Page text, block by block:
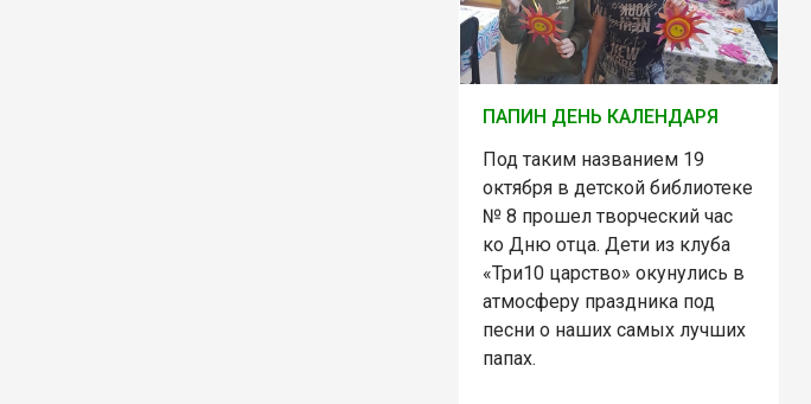
ПАПИН ДЕНЬ КАЛЕНДАРЯ
Под таким названием 19
октября в детской библиотеке
№ 8 прошел творческий час
ко Дню отца. Дети из клуба
«Три10 царство» окунулись в
атмосферу праздника под
песни о наших самых лучших
папах.